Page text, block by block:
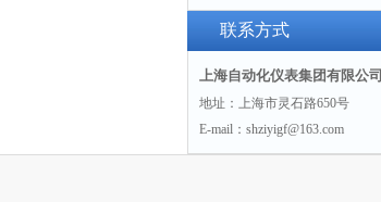
联系方式
上海自动化仪表集团有限公司
地址：上海市灵石路650号
E-mail：shziyigf@163.com